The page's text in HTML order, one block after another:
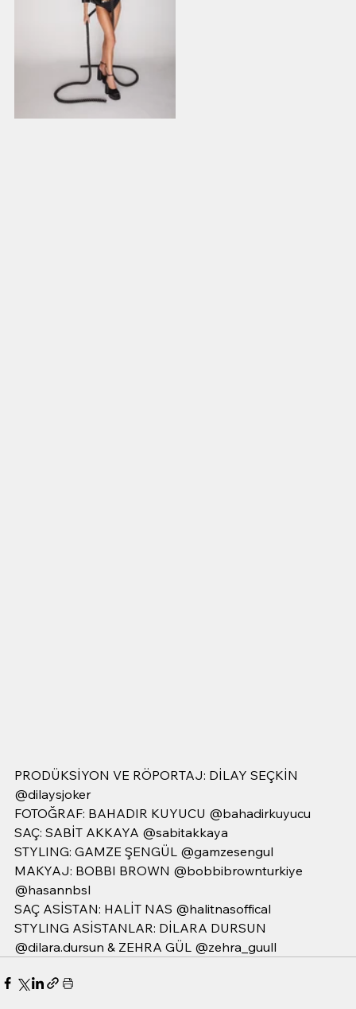
PRODÜKSİYON VE RÖPORTAJ: DİLAY SEÇKİN
@dilaysjoker
FOTOĞRAF: BAHADIR KUYUCU @bahadirkuyucu
SAÇ: SABİT AKKAYA @sabitakkaya
STYLING: GAMZE ŞENGÜL @gamzesengul
MAKYAJ: BOBBI BROWN @bobbibrownturkiye
@hasannbsl
SAÇ ASİSTAN: HALİT NAS @halitnasoffical
STYLING ASİSTANLAR: DİLARA DURSUN
@dilara.dursun & ZEHRA GÜL @zehra_guull